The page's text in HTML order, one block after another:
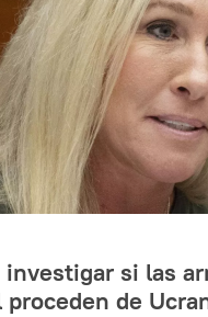
si las
de